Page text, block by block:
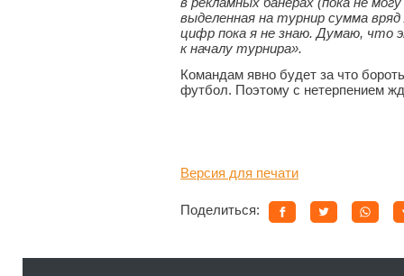
выделенная на турнир сумма
цифр пока я не знаю. Думаю, что
к началу турнира».
Командам явно будет за что
футбол. Поэтому с нетерпением
Версия для печати
Поделиться: